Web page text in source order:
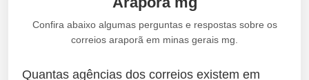
Confira abaixo algumas perguntas e respostas sobre os
correios araporã em minas gerais mg.
Quantas agências dos correios existem em